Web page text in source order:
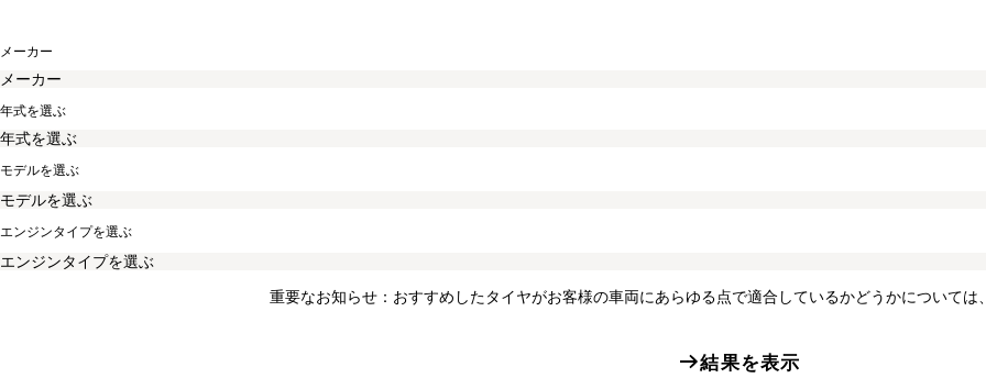
メーカー
年式を選ぶ
モデルを選ぶ
エンジンタイプを選ぶ
重要なお知らせ：おすすめしたタイヤがお客様の車両にあらゆる点で適合しているかどうかについては
結果を表示